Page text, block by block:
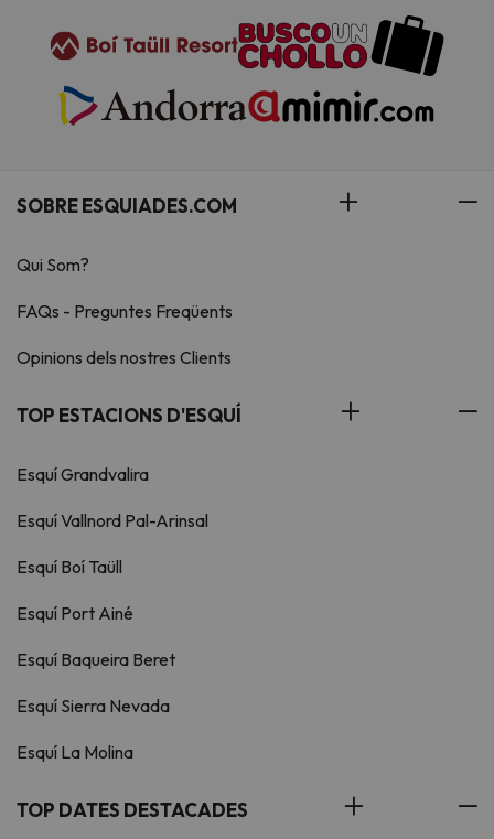
SOBRE ESQUIADES.COM
Qui Som?
FAQs - Preguntes Freqüents
Opinions dels nostres Clients
TOP ESTACIONS D'ESQUÍ
Esquí Grandvalira
Esquí Vallnord Pal-Arinsal
Esquí Boí Taüll
Esquí Port Ainé
Esquí Baqueira Beret
Esquí Sierra Nevada
Esquí La Molina
TOP DATES DESTACADES